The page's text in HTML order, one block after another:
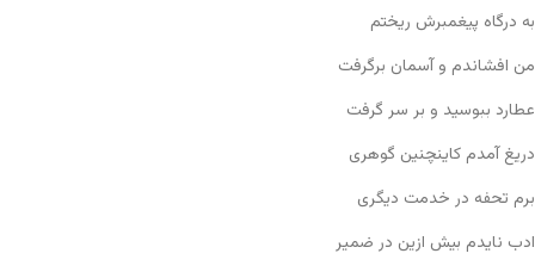
به درگاه پیغمبرش ریختم
من افشاندم و آسمان برگرفت
عطارد ببوسید و بر سر گرفت
دریغ آمدم کاینچنین گوهری
برم تحفه در خدمت دیگری
ادب نایدم بیش ازین در ضمیر